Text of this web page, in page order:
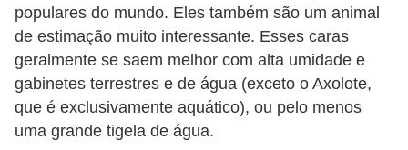
populares do mundo. Eles também são um animal
de estimação muito interessante. Esses caras
geralmente se saem melhor com alta umidade e
gabinetes terrestres e de água (exceto o Axolote,
que é exclusivamente aquático), ou pelo menos
uma grande tigela de água.
p
a
r
a